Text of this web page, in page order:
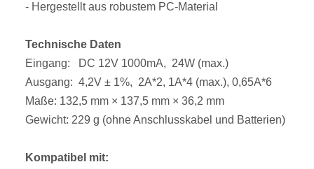
- Hergestellt aus robustem PC-Material
Technische Daten
Eingang: DC 12V 1000mA, 24W (max.)
Ausgang: 4,2V ± 1%, 2A*2, 1A*4 (max.), 0,65A*6
Maße: 132,5 mm × 137,5 mm × 36,2 mm
Gewicht: 229 g (ohne Anschlusskabel und Batterien)
Kompatibel mit: